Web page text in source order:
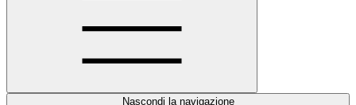
Nascondi la navigazione